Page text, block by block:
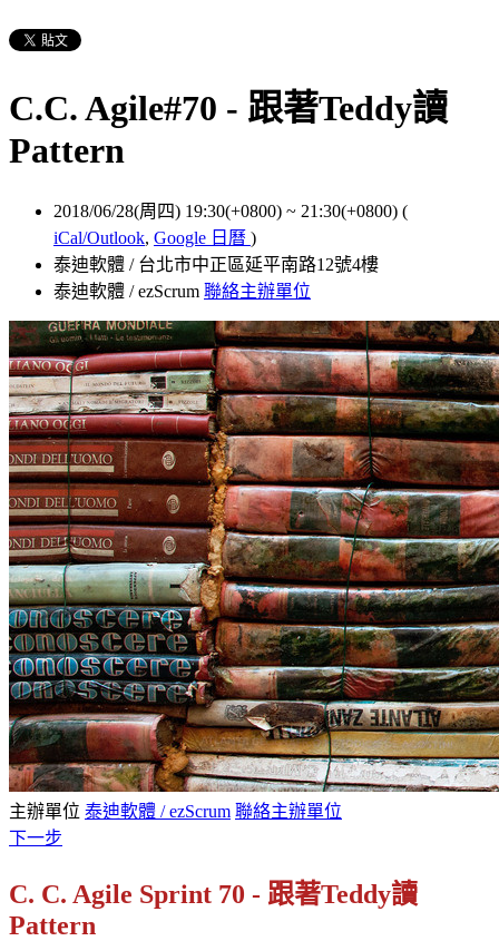
C.C. Agile#70 - 跟著Teddy讀
Pattern
2018/06/28(周四) 19:30(+0800) ~ 21:30(+0800) (
iCal/Outlook, Google 日曆 )
泰迪軟體 / 台北市中正區延平南路12號4樓
泰迪軟體 / ezScrum 聯絡主辦單位
主辦單位 泰迪軟體 / ezScrum 聯絡主辦單位
下一步
C. C. Agile Sprint 70 - 跟著Teddy讀
Pattern